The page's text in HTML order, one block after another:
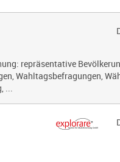
repräsentative
Wahltagsbefragungen,
...